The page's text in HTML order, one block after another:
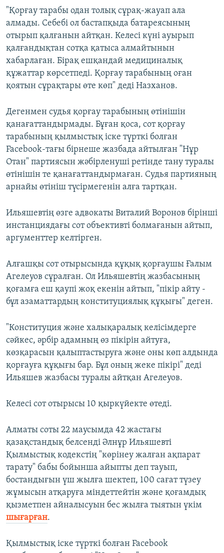
"Қорғау тарабы одан толық сұрақ-жауап ала
алмады. Себебі ол бастапқыда батареясының
отырып қалғанын айтқан. Келесі күні ауырып
қалғандықтан сотқа қатыса алмайтынын
хабарлаған. Бірақ ешқандай медициналық
құжаттар көрсетпеді. Қорғау тарабының оған
қоятын сұрақтары өте көп" деді Назханов.
Дегенмен судья қорғау тарабының өтінішін
қанағаттандырмады. Бұған қоса, сот қорғау
тарабының қылмыстық іске түрткі болған
Facebook-тағы бірнеше жазбада айтылған "Нұр
Отан" партиясын жәбірленуші ретінде тану туралы
өтінішін те қанағаттандырмаған. Судья партияның
арнайы өтініш түсірмегенін алға тартқан.
Ильяшевтің өзге адвокаты Виталий Воронов бірінші
инстанциядағы сот объективті болмағанын айтып,
аргументтер келтірген.
Алғашқы сот отырысында құқық қорғаушы Ғалым
Агелеуов сұралған. Ол Ильяшевтің жазбасының
қоғамға еш қаупі жоқ екенін айтып, "пікір айту -
бұл азаматтардың конституциялық құқығы" деген.
"Конституция және халықаралық келісімдерге
сәйкес, әрбір адамның өз пікірін айтуға,
көзқарасын қалыптастыруға және оны көп алдында
қорғауға құқығы бар. Бұл оның жеке пікірі" деді
Ильяшев жазбасы туралы айтқан Агелеуов.
Келесі сот отырысы 10 қыркүйекте өтеді.
Алматы соты 22 маусымда 42 жастағы
қазақстандық белсенді Әлнұр Ильяшевті
Қылмыстық кодекстің "көрінеу жалған ақпарат
тарату" бабы бойынша айыпты деп тауып,
бостандығын үш жылға шектеп, 100 сағат түзеу
жұмысын атқаруға міндеттейтін және қоғамдық
қызметпен айналысуын бес жылға тыятын үкім
шығарған.
Қылмыстық іске түрткі болған Facebook